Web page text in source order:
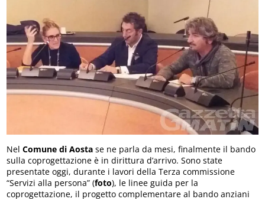
NelComune di Aosta se ne parla da mesi, finalmente il bando
sulla coprogettazione è in dirittura d’arrivo. Sono state
presentate oggi, durante i lavori della Terza commissione
“Servizi alla persona” (foto), le linee guida per la
coprogettazione, il progetto complementare al bando anziani